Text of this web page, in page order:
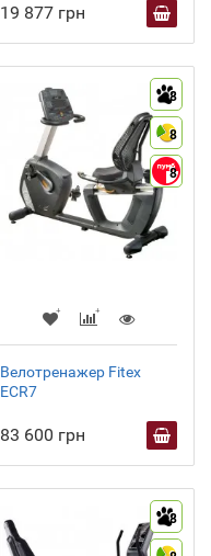
19 877 грн
8
8
8
Велотренажер Fitex
ECR7
83 600 грн
8